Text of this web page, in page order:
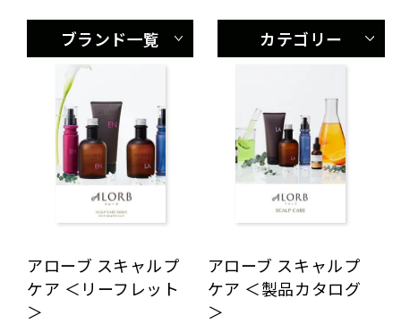
ブランド一覧 カテゴリー
アローブ スキャルプ
ケア ＜リーフレット
＞
アローブ スキャルプ
ケア ＜製品カタログ
＞